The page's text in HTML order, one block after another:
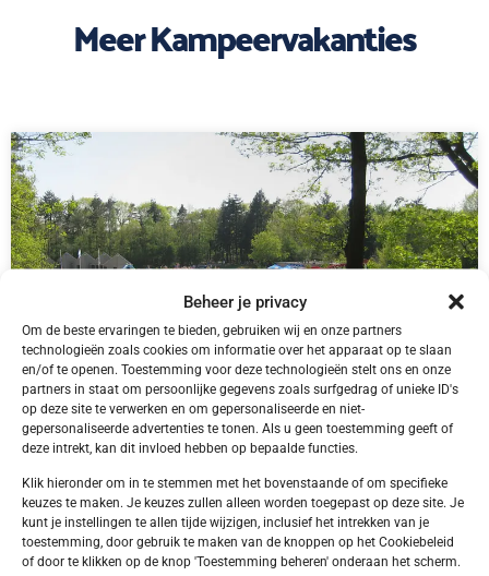
Beheer je privacy
Om de beste ervaringen te bieden, gebruiken wij en onze partners
technologieën zoals cookies om informatie over het apparaat op te slaan
en/of te openen. Toestemming voor deze technologieën stelt ons en onze
partners in staat om persoonlijke gegevens zoals surfgedrag of unieke ID's
op deze site te verwerken en om gepersonaliseerde en niet-
gepersonaliseerde advertenties te tonen. Als u geen toestemming geeft of
deze intrekt, kan dit invloed hebben op bepaalde functies.
Klik hieronder om in te stemmen met het bovenstaande of om specifieke
keuzes te maken. Je keuzes zullen alleen worden toegepast op deze site. Je
kunt je instellingen te allen tijde wijzigen, inclusief het intrekken van je
toestemming, door gebruik te maken van de knoppen op het Cookiebeleid
of door te klikken op de knop 'Toestemming beheren' onderaan het scherm.
Meer Kampeervakanties
NL,Friesland
Friesland Appelscha Camping Alkenhaer